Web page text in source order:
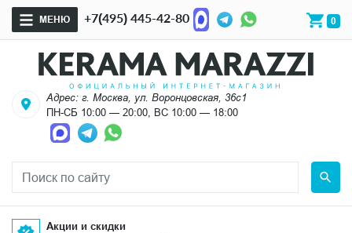
МЕНЮ +7(495) 445-42-80 0
Адрес: г. Москва, ул. Воронцовская, 36с1
ПН-СБ 10:00 — 20:00, ВС 10:00 — 18:00
Акции и скидки